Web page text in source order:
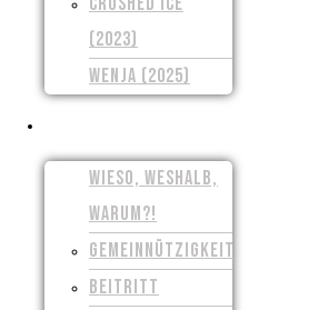
(2023)
WENJA (2025)
WIESO, WESHALB,
WARUM?!
GEMEINNÜTZIGKEIT
BEITRITT